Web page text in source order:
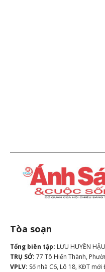
Tòa soạn
Tổng biên tập: LƯU HUYỀN HẬU
TRỤ SỞ: 77 Tô Hiến Thành,
VPLV: Số nhà C6, Lô 18, KĐT